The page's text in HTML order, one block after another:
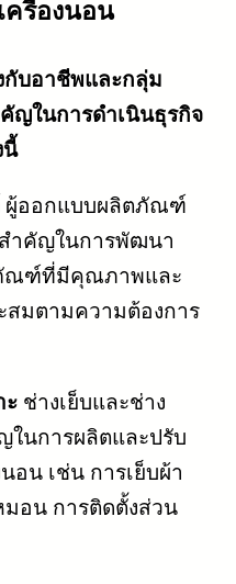
ครื่องนอน
กับอาชีพและกลุ่ม
ญในการดำเนินธุรกิจ
นี้
ผู้ออกแบบผลิตภัณฑ์
ำคัญในการพัฒนา
ณฑ์ที่มีคุณภาพและ
สมตามความต้องการ
ะ ช่างเย็บและช่าง
ในการผลิตและปรับ
น เช่น การเย็บผ้า
มอน การติดตั้งส่วน